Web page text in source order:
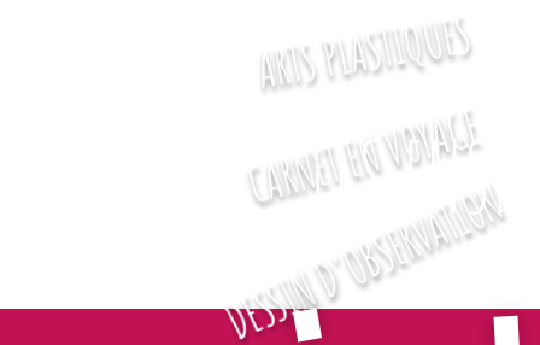
ARTS PLASTIQUES
CARNET EN VOYAGE
DESSIN D'OBSERVATION
LES